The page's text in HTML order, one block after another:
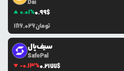
Dai
0.01%0.99$
186,026تومان
سیف‌پال
SafePal
-0.13%0.2177$